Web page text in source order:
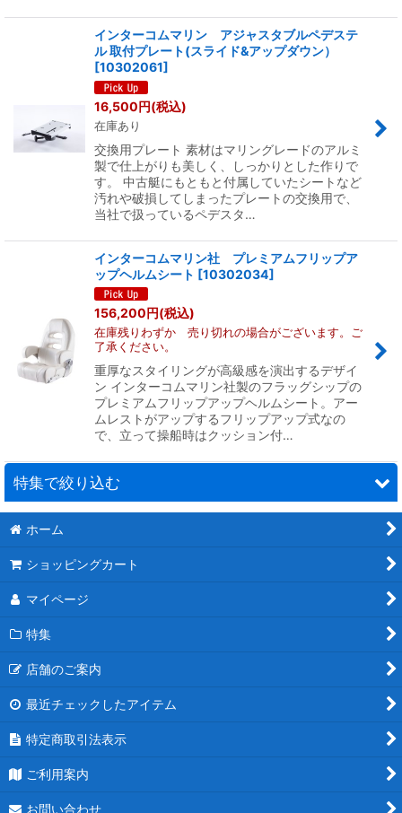
インターコムマリン アジャスタブルペデステ
ル 取付プレート(スライド&アップダウン）
[10302061]
16,500円(税込)
在庫あり
交換用プレート 素材はマリングレードのアルミ
製で仕上がりも美しく、しっかりとした作りで
す。 中古艇にもともと付属していたシートなど
汚れや破損してしまったプレートの交換用で、
当社で扱っているペデスタ…
インターコムマリン社 プレミアムフリップア
ップヘルムシート [10302034]
156,200 円(税込)
在庫残りわずか 売り切れの場合がございます。ご
了承ください。
重厚なスタイリングが高級感を演出するデザイ
ン インターコムマリン社製のフラッグシップの
プレミアムフリップアップヘルムシート。アー
ムレストがアップするフリップアップ式なの
で、立って操船時はクッション付…
特集で絞り込む
カスタムデザイン EVAチークフロアマット 販売のご案内
EVAチークフロアマット 特注施工例
ボート用洗剤の選び方＆使い方
リッシュ”
SEAFLO(シーフロ）《正規販売店》
ステインリムーバー特集
ソルトオフ（塩分除去腐食防止剤）
ホーム
ショッピングカート
マイページ
特集
店舗のご案内
最近チェックしたアイテム
特定商取引法表示
ご利用案内
お問い合わせ